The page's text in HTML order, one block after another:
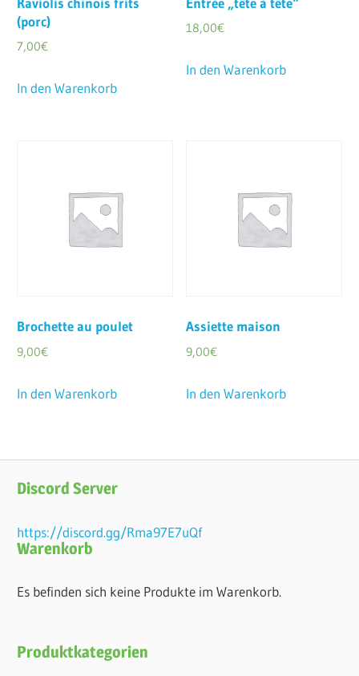
(porc)
7,00€
In den Warenkorb
18,00€
In den Warenkorb
Brochette au poulet
9,00€
In den Warenkorb
Assiette maison
9,00€
In den Warenkorb
Discord Server
https://discord.gg/Rma97E7uQf
Warenkorb
Es befinden sich keine Produkte im Warenkorb.
Produktkategorien